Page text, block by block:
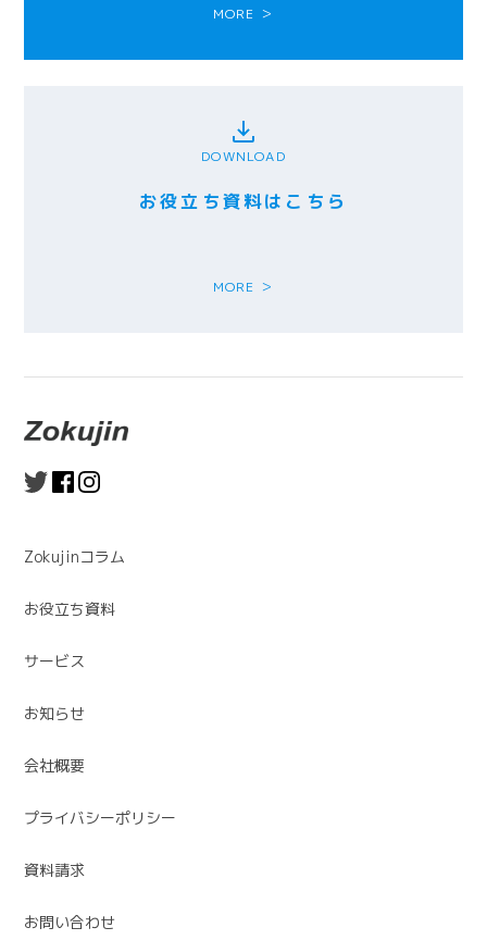
MORE ＞
DOWNLOAD
お役立ち資料はこちら
MORE ＞
Zokujinコラム
お役立ち資料
サービス
お知らせ
会社概要
プライバシーポリシー
資料請求
お問い合わせ